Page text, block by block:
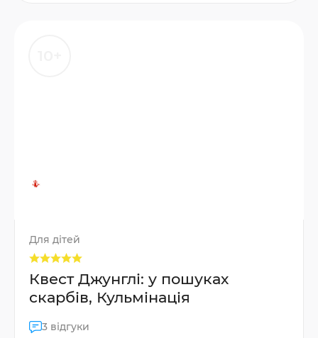
Для дітей
Квест Джунглі: у пошуках
скарбів, Кульмінація
3 відгуки